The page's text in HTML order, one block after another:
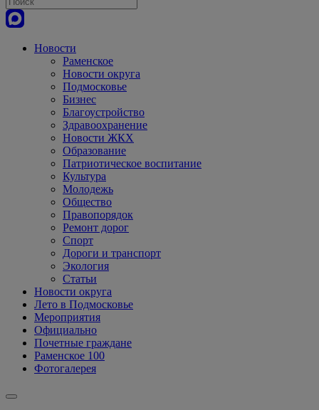
Новости
Раменское
Новости округа
Подмосковье
Бизнес
Благоустройство
Здравоохранение
Новости ЖКХ
Образование
Патриотическое воспитание
Культура
Молодежь
Общество
Правопорядок
Ремонт дорог
Спорт
Дороги и транспорт
Экология
Статьи
Новости округа
Лето в Подмосковье
Мероприятия
Официально
Почетные граждане
Раменское 100
Фотогалерея